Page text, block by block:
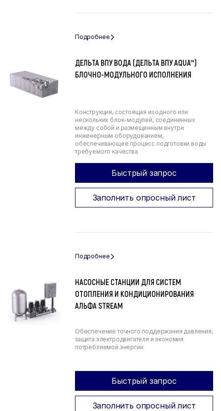
ДЕЛЬТА ВПУ ВОДА (ДЕЛЬТА ВПУ AQUA™)
БЛОЧНО-МОДУЛЬНОГО ИСПОЛНЕНИЯ
Конструкция, состоящая из одного или
нескольких блок-модулей, соединенных
между собой и размещенным внутри
инженерным оборудованием,
обеспечивающее процесс подготовки воды
требуемого качества
Быстрый запрос
Заполнить опросный лист
НАСОСНЫЕ СТАНЦИИ ДЛЯ СИСТЕМ
ОТОПЛЕНИЯ И КОНДИЦИОНИРОВАНИЯ
АЛЬФА STREAM
Обеспечение точного поддержания давления,
защита электродвигателя и экономия
потребляемой энергии
Быстрый запрос
Заполнить опросный лист